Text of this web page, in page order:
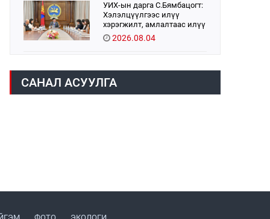
УИХ-ын дарга С.Бямбацогт:
Хэлэлцүүлгээс илүү
хэрэгжилт, амлалтаас илүү
бодит үр дүн чухал
2026.08.04
1,439.2 кг үнэт металл
худалдан авлаа
2026.08.05
хүргүүлж, цахим хуудаст
САНАЛ АСУУЛГА